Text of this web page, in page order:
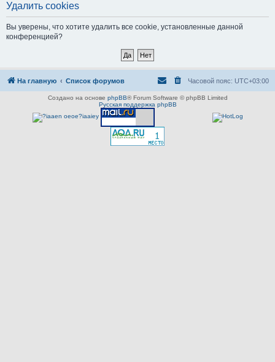
Удалить cookies
Вы уверены, что хотите удалить все cookie, установленные данной
конференцией?
На главную Список форумов Часовой пояс: UTC+03:00
Создано на основе phpBB® Forum Software © phpBB Limited
Русская поддержка phpBB